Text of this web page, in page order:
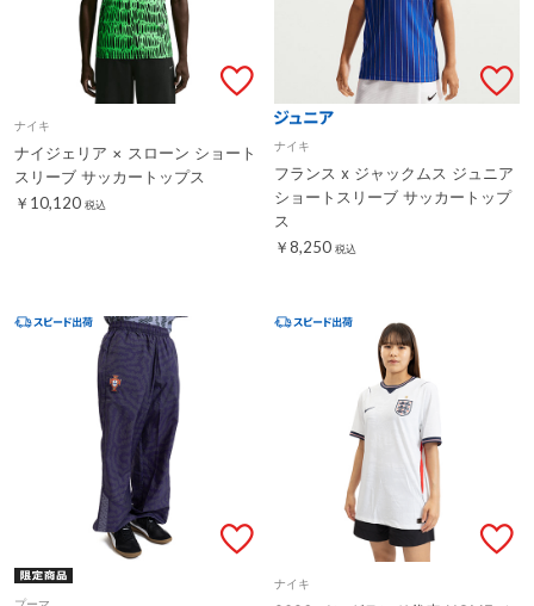
ナイキ
ナイジェリア × スローン ショート
スリーブ サッカートップス
￥10,120 税込
ナイキ
フランス x ジャックムス ジュニア
ショートスリーブ サッカートップ
ス
￥8,250 税込
プーマ
ナイキ